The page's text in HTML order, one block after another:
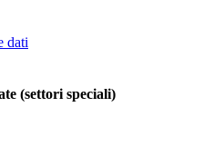
dati
(settori speciali)